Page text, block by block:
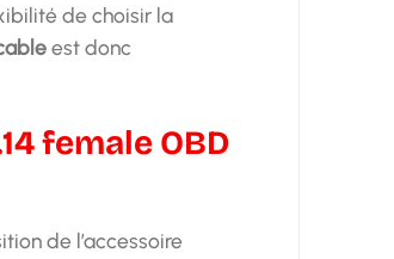
de choisir la
est donc
female OBD
de l’accessoire